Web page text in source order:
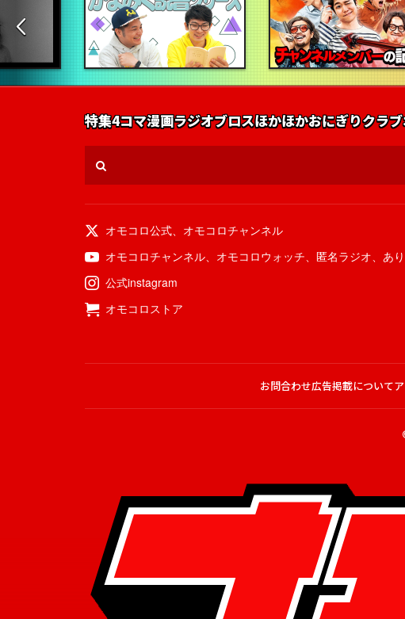
特集4コマ漫画ラジオブロスほかほかおにぎりクラブ
オモコロ公式、 オモコロチャンネル
オモコロチャンネル、 オモコロウォッチ、 匿名ラジオ、 あ
公式instagram
オモコロストア
お問合わせ広告掲載について